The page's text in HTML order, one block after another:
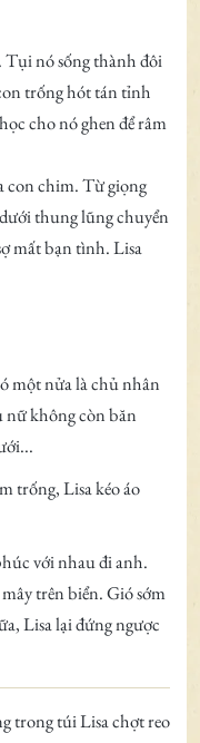
nó sống thành đôi
trống hót tán tỉnh
cho nó ghen để râm
con chim. Từ giọng
thung lũng chuyển
mất bạn tình. Lisa
một nửa là chủ nhân
không còn băn
trống, Lisa kéo áo
với nhau đi anh.
trên biển. Gió sớm
Lisa lại đứng ngược
trong túi Lisa chợt reo